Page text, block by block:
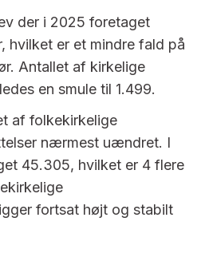
der i 2025 foretaget
hvilket er et mindre fald på
Antallet af kirkelige
en smule til 1.499.
af folkekirkelige
nærmest uændret. I
45.305, hvilket er 4 flere
fortsat højt og stabilt